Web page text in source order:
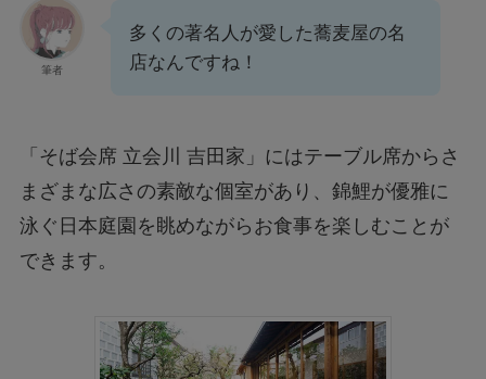
筆者
多くの著名人が愛した蕎麦屋の名
店なんですね！
「そば会席 立会川 吉田家」にはテーブル席からさ
まざまな広さの素敵な個室があり、錦鯉が優雅に
泳ぐ日本庭園を眺めながらお食事を楽しむことが
できます。